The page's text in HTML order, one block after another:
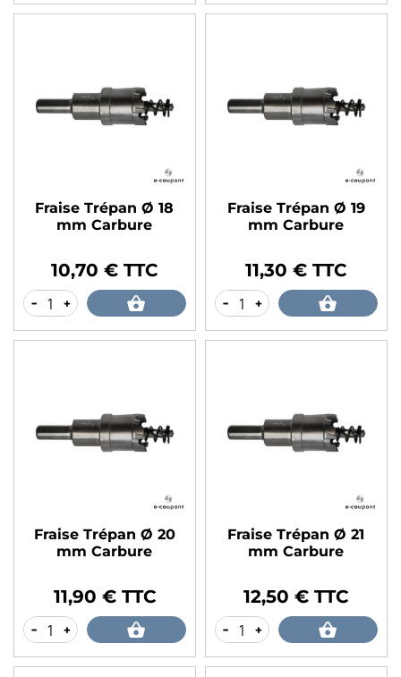
Fraise Trépan Ø 18
mm Carbure
10,70 € TTC
- +
Fraise Trépan Ø 19
mm Carbure
11,30 € TTC
- +
Fraise Trépan Ø 20
mm Carbure
11,90 € TTC
- +
Fraise Trépan Ø 21
mm Carbure
12,50 € TTC
- +